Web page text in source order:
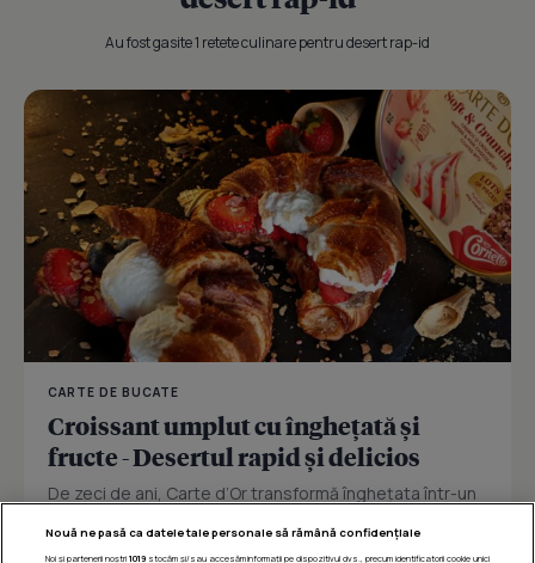
Au fost gasite 1 retete culinare pentru desert rap-id
CARTE DE BUCATE
Croissant umplut cu înghețată și
fructe - Desertul rapid și delicios
De zeci de ani, Carte d’Or transformă înghețata într-un
Nouă ne pasă ca datele tale personale să rămână confidențiale
Noi și partenerii noștri 1019stocăm și/sau accesăm informații pe dispozitivul dvs., precum identificatorii cookie unici